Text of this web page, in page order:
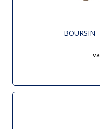
BOURSIN